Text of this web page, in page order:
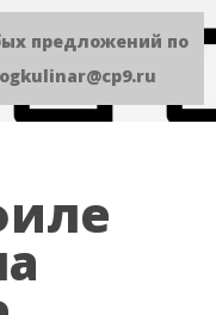
предложений по